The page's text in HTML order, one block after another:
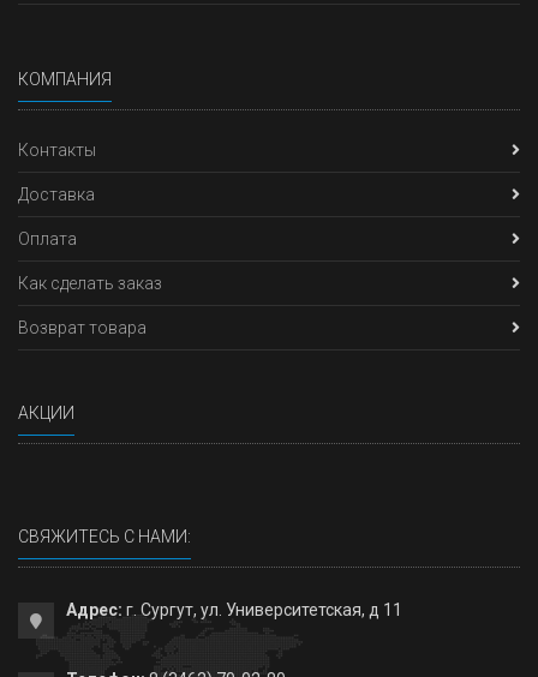
КОМПАНИЯ
Контакты
Доставка
Оплата
Как сделать заказ
Возврат товара
АКЦИИ
СВЯЖИТЕСЬ С НАМИ:
Адрес: г. Сургут, ул. Университетская, д 11